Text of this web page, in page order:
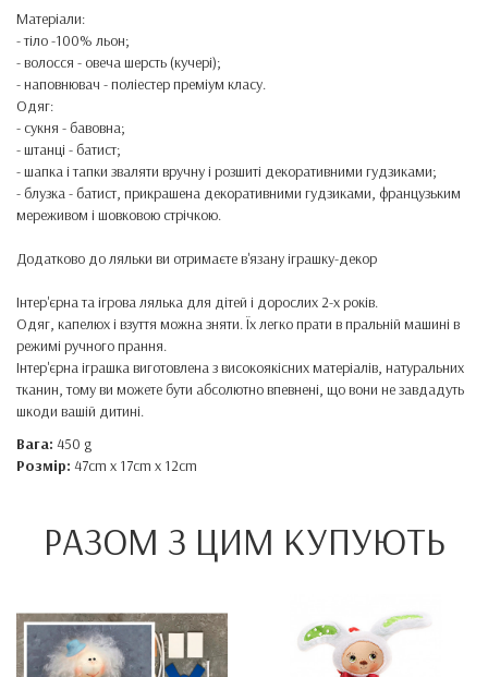
Матеріали:
- тіло -100% льон;
- волосся - овеча шерсть (кучері);
- наповнювач - поліестер преміум класу.
Одяг:
- сукня - бавовна;
- штанці - батист;
- шапка і тапки зваляти вручну і розшиті декоративними гудзиками;
- блузка - батист, прикрашена декоративними гудзиками, французьким
мереживом і шовковою стрічкою.
Додатково до ляльки ви отримаєте в'язану іграшку-декор
Інтер'єрна та ігрова лялька для дітей і дорослих 2-х років.
Одяг, капелюх і взуття можна зняти. Їх легко прати в пральній машині в
режимі ручного прання.
Інтер'єрна іграшка виготовлена ​​з високоякісних матеріалів, натуральних
тканин, тому ви можете бути абсолютно впевнені, що вони не завдадуть
шкоди вашій дитині.
Вага: 450 g
Розмір: 47cm x 17cm x 12cm
РАЗОМ З ЦИМ КУПУЮТЬ